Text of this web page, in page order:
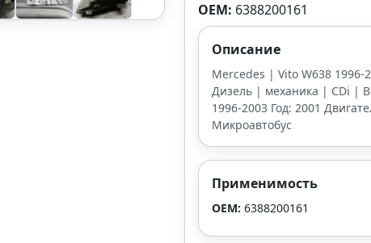
OEM: 6388200161
Описание
Mercedes | Vito W638
Дизель | механика | CDi |
1996-2003 Год: 2001
Микроавтобус
Применимость
OEM: 6388200161